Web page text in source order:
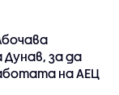
за да
на АЕЦ